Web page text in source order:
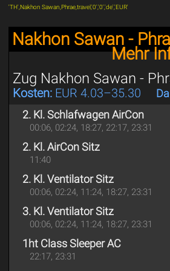
'TH',Nakhon Sawan,Phrae,travel,'0','0','de','EUR'
Nakhon Sawan -
Mehr
Zug Nakhon Sawan -
Kosten:EUR 4.03–35.30
2. Kl. Schlafwagen AirCon
00:06, 02:24, 18:27, 22:17, 23:31
2. Kl. AirCon Sitz
11:40
2. Kl. Ventilator Sitz
00:06, 02:24, 11:24, 18:27, 23:31
3. Kl. Ventilator Sitz
00:06, 02:24, 11:24, 18:27, 23:31
1ht Class Sleeper AC
22:17, 23:31